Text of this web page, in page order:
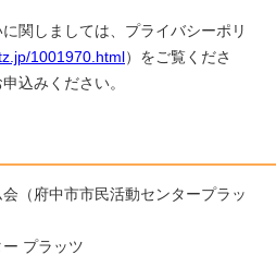
関しましては、プライバシーポリ
1001970.html ）をご覧くださ
込みください。
（府中市市民活動センタープラッ
プラッツ